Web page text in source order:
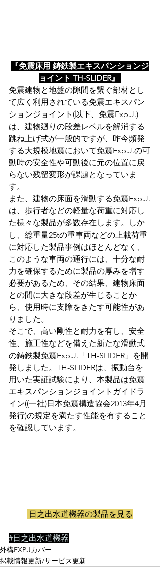
『免震床用 鋳鉄製エキスパンションジ
ョイント TH-SLIDER』
免震建物と地盤の隙間を繋ぐ部材とし
て広く利用されている免震エキスパン
ションジョイント(以下、免震Exp.J.)
は、建物廻りの段差レベルを解消する
跳ね上げ式が一般的ですが、昨今頻発
する大規模地震において免震Exp.J.の可
動時の安全性や可動後に元の位置に戻
らない残留変形が課題となっていま
す。
また、建物の床面を滑動する免震Exp.J.
は、歩行者などの軽量な荷重に対応し
た様々な製品が多数存在します。しか
し、総重量25tの重車両などの上載荷重
に対応した製品事例はほとんどなく、
このような車両の通行には、十分な耐
力を確保するために製品の厚みを増す
必要があるため、その結果、建物床面
との間に大きな段差が生じることか
ら、使用時に支障をきたす可能性があ
りました。
そこで、高い剛性と耐力を有し、安全
性、施工性などを備えた新たな滑動式
の鋳鉄製免震Exp.J.「TH-SLIDER」を開
発しました。TH-SLIDERは、振動台を
用いた実証試験により、本製品は免震
エキスパンションジョイントガイドラ
イン((一社)日本免震構造協会2013年4月
発行)の規定を満たす性能を有すること
を確認しています。
日之出水道機器の製品を見る
#日之出水道機器
外構EXP.Jカバー
掲載情報更新/サービス更新